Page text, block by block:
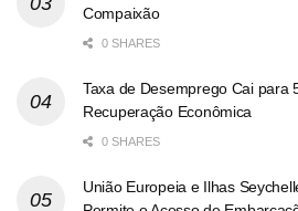
Compaixão
0 SHARES
Taxa de Desemprego Cai para
Recuperação Econômica
0 SHARES
União Europeia e Ilhas